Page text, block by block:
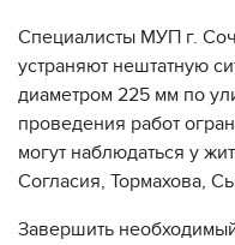
Специалисты МУП г.
устраняют нештатную
диаметром 225 мм по
проведения работ
могут наблюдаться у
Согласия, Тормахова,
Завершить